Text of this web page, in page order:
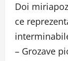
Doi
ce
– Grozave